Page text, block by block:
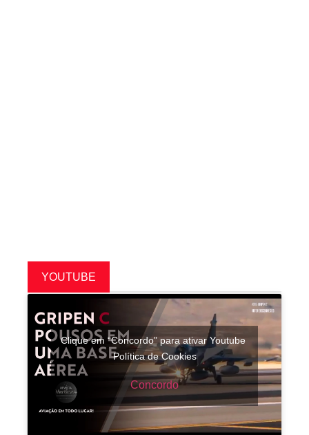
YOUTUBE
Clique em “Concordo” para ativar Youtube
Política de Cookies
Concordo